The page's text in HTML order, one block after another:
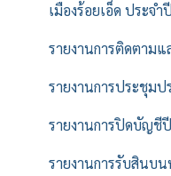
เมืองร้อยเอ็ด ประจ
รายงานการติดตาม
รายงานการประชุมป
รายงานการปิดบัญชี
รายงานการรับสินบ